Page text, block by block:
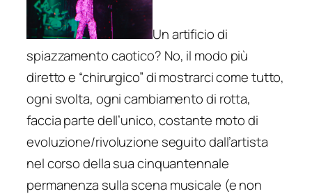
Un artificio di
spiazzamento caotico? No, il modo più
diretto e “chirurgico” di mostrarci come tutto,
ogni svolta, ogni cambiamento di rotta,
faccia parte dell’unico, costante moto di
evoluzione/rivoluzione seguito dall’artista
nel corso della sua cinquantennale
permanenza sulla scena musicale (e non